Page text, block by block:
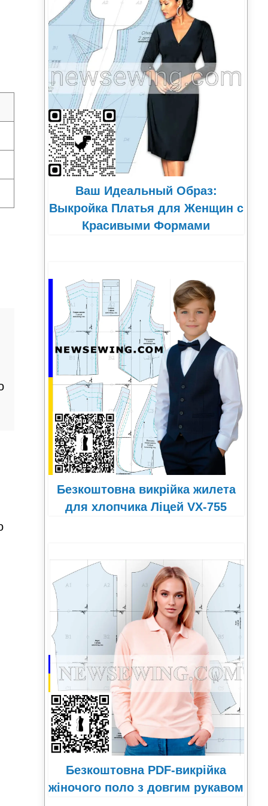
Ваш Идеальный Образ:
Выкройка Платья для Женщин с
Красивыми Формами
Безкоштовна викрійка жилета
для хлопчика Ліцей VX-755
Безкоштовна PDF-викрійка
жіночого поло з довгим рукавом